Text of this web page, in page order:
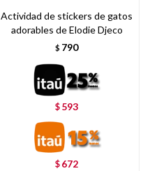
Actividad de stickers de gatos
adorables de Elodie Djeco
$ 790
$ 593
$ 672